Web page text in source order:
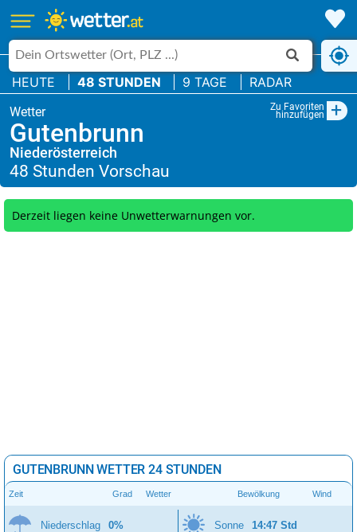
HEUTE 48 STUNDEN 9 TAGE RADAR
Zu Favoriten
hinzufügen +
Gutenbrunn
Niederösterreich
Derzeit liegen keine Unwetterwarnungen vor.
GUTENBRUNN WETTER 24 STUNDEN
Zeit Grad Wetter Bewölkung Wind
Niederschlag 0% Sonne 14:47 Std